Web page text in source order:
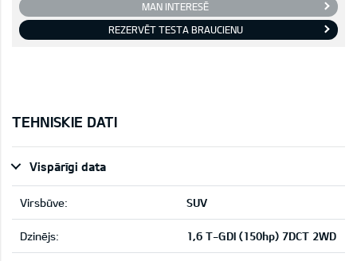
MAN INTERESĒ
REZERVĒT TESTA BRAUCIENU
TEHNISKIE DATI
Vispārīgi data
Virsbūve: SUV
Dzinējs: 1,6 T-GDI (150hp) 7DCT 2WD